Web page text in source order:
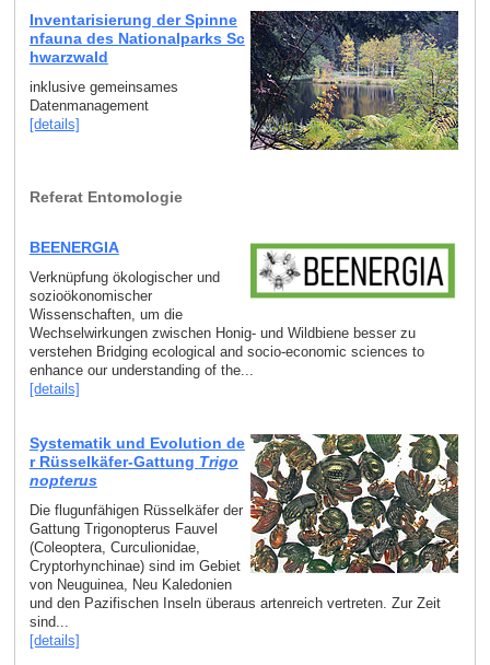
Inventarisierung der Spinne
nfauna des Nationalparks Sc
hwarzwald
inklusive gemeinsames
Datenmanagement
[details]
Referat Entomologie
BEENERGIA
Verknüpfung ökologischer und
sozioökonomischer
Wissenschaften, um die
Wechselwirkungen zwischen Honig- und Wildbiene besser zu
verstehen Bridging ecological and socio-economic sciences to
enhance our understanding of the...
[details]
Systematik und Evolution de
r Rüsselkäfer-Gattung Trigo
nopterus
Die flugunfähigen Rüsselkäfer der
Gattung Trigonopterus Fauvel
(Coleoptera, Curculionidae,
Cryptorhynchinae) sind im Gebiet
von Neuguinea, Neu Kaledonien
und den Pazifischen Inseln überaus artenreich vertreten. Zur Zeit
sind...
[details]